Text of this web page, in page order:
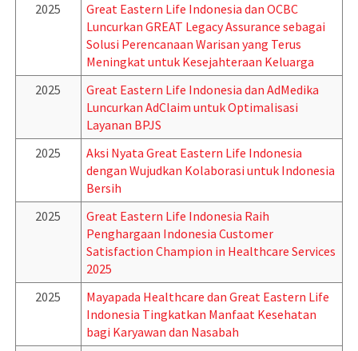
2025
Great Eastern Life Indonesia dan OCBC
Luncurkan GREAT Legacy Assurance sebagai
Solusi Perencanaan Warisan yang Terus
Meningkat untuk Kesejahteraan Keluarga
2025
Great Eastern Life Indonesia dan AdMedika
Luncurkan AdClaim untuk Optimalisasi
Layanan BPJS
2025
Aksi Nyata Great Eastern Life Indonesia
dengan Wujudkan Kolaborasi untuk Indonesia
Bersih
2025
Great Eastern Life Indonesia Raih
Penghargaan Indonesia Customer
Satisfaction Champion in Healthcare Services
2025
2025
Mayapada Healthcare dan Great Eastern Life
Indonesia Tingkatkan Manfaat Kesehatan
bagi Karyawan dan Nasabah